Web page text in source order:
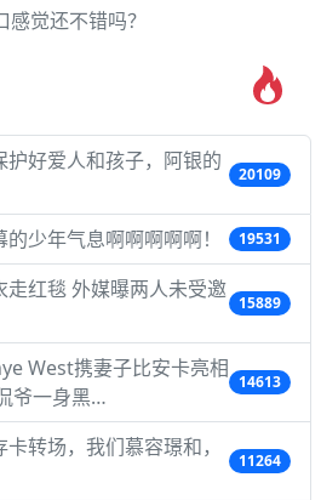
觉还不错吗？
护好爱人和孩子，阿银的
20109
少年气息啊啊啊啊啊！ 19531
红毯 外媒曝两人未受邀
15889
West携妻子比安卡亮相
爷一身黑…
14613
转场，我们慕容璟和，
11264